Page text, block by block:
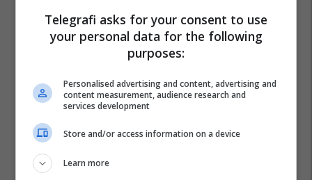
Telegrafi asks for your consent to use
your personal data for the following
purposes:
Personalised advertising and content, advertising and
content measurement, audience research and
services development
Store and/or access information on a device
Learn more